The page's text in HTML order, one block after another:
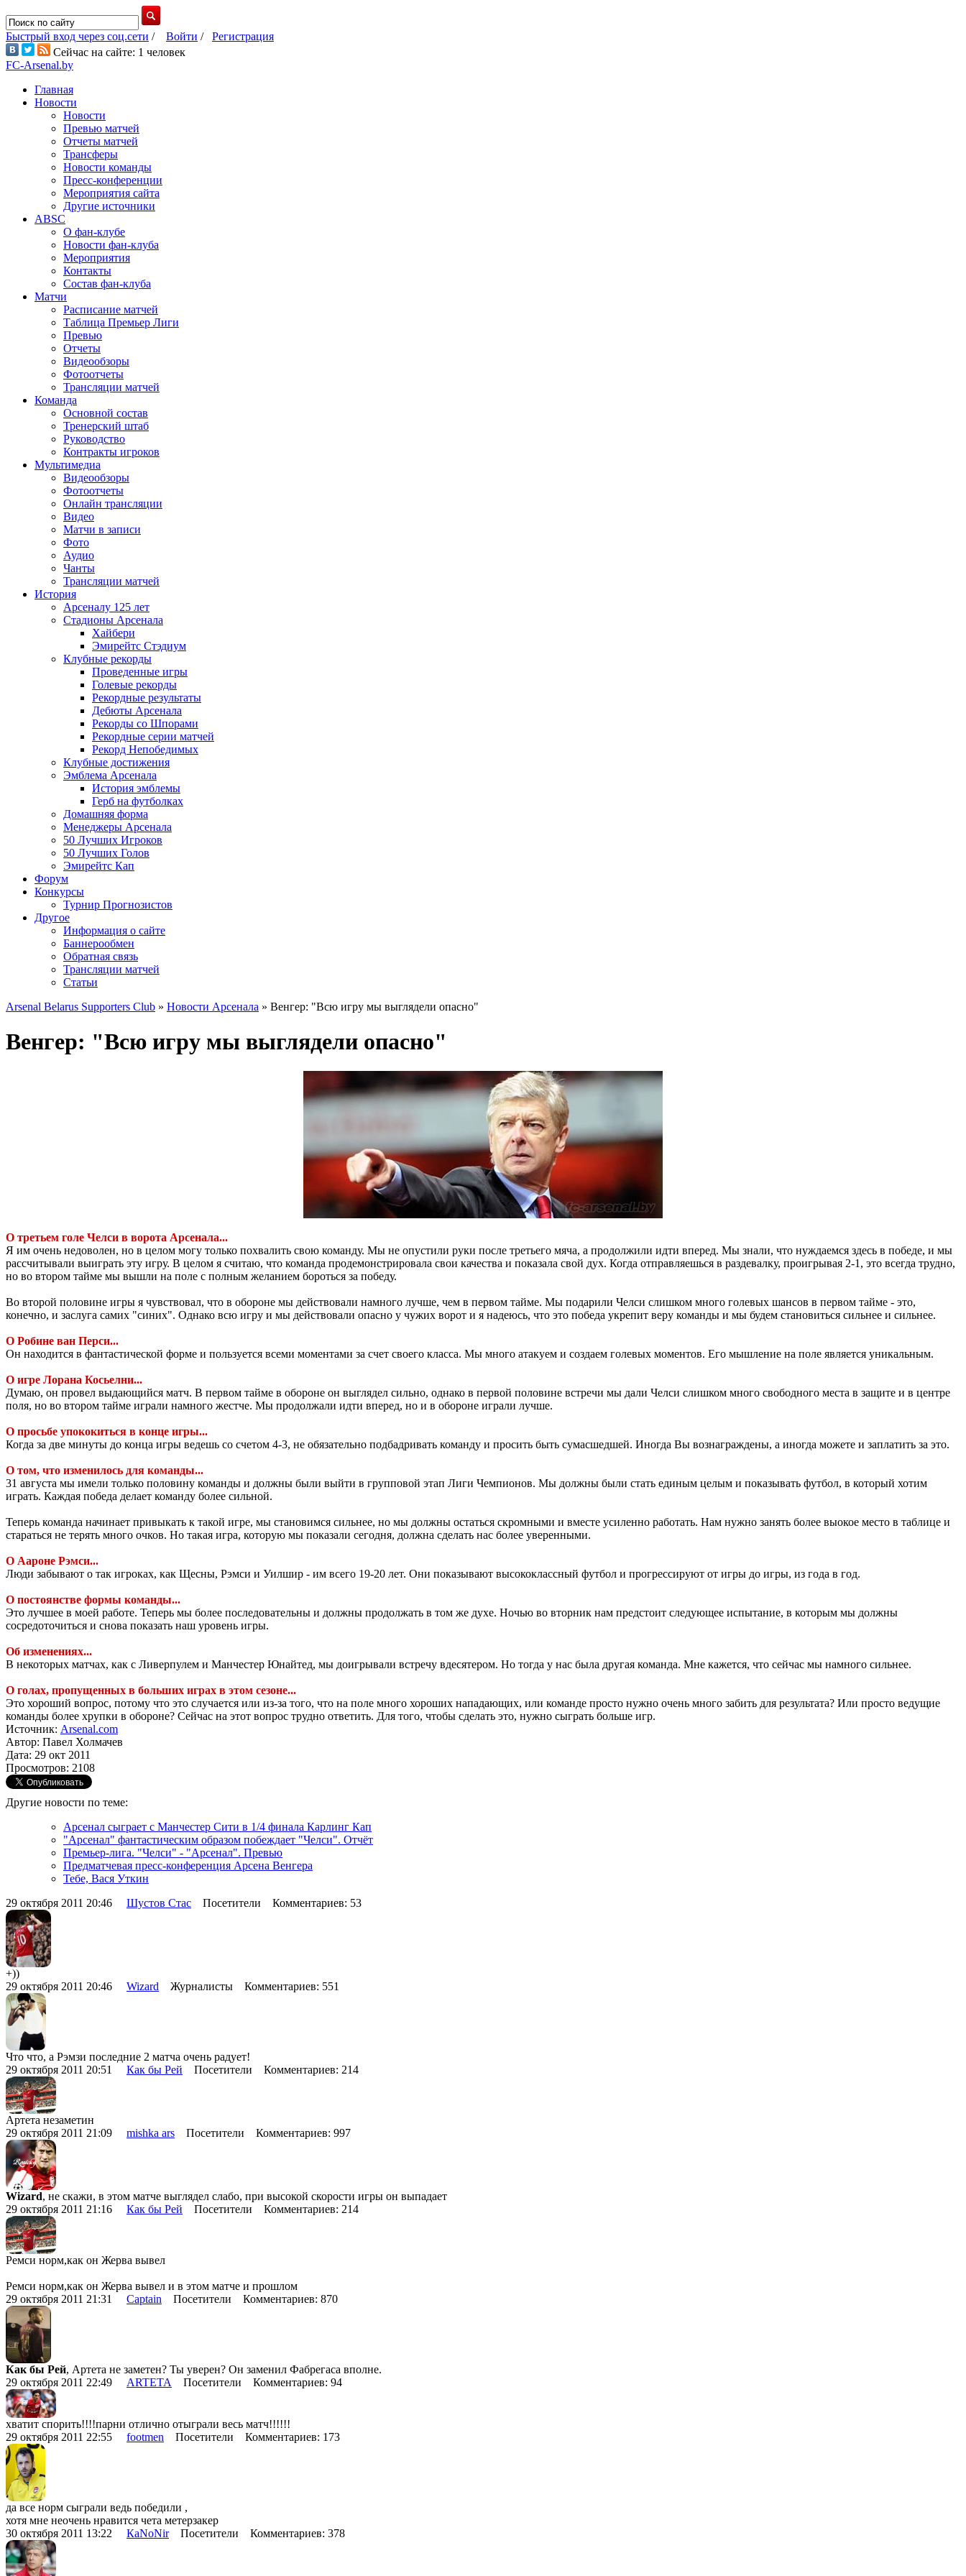
Быстрый вход через соц.сети / Войти / Регистрация
Сейчас на сайте: 1 человек
FC-Arsenal.by
Главная
Новости
Новости
Превью матчей
Отчеты матчей
Трансферы
Новости команды
Пресс-конференции
Мероприятия сайта
Другие источники
ABSC
О фан-клубе
Новости фан-клуба
Мероприятия
Контакты
Состав фан-клуба
Матчи
Расписание матчей
Таблица Премьер Лиги
Превью
Отчеты
Видеообзоры
Фотоотчеты
Трансляции матчей
Команда
Основной состав
Тренерский штаб
Руководство
Контракты игроков
Мультимедиа
Видеообзоры
Фотоотчеты
Онлайн трансляции
Видео
Матчи в записи
Фото
Аудио
Чанты
Трансляции матчей
История
Арсеналу 125 лет
Стадионы Арсенала
Хайбери
Эмирейтс Стэдиум
Клубные рекорды
Проведенные игры
Голевые рекорды
Рекордные результаты
Дебюты Арсенала
Рекорды со Шпорами
Рекордные серии матчей
Рекорд Непобедимых
Клубные достижения
Эмблема Арсенала
История эмблемы
Герб на футболках
Домашняя форма
Менеджеры Арсенала
50 Лучших Игроков
50 Лучших Голов
Эмирейтс Кап
Форум
Конкурсы
Турнир Прогнозистов
Другое
Информация о сайте
Баннерообмен
Обратная связь
Трансляции матчей
Статьи
Arsenal Belarus Supporters Club » Новости Арсенала » Венгер: "Всю игру мы выглядели опасно"
Венгер: "Всю игру мы выглядели опасно"
О третьем голе Челси в ворота Арсенала...
Я им очень недоволен, но в целом могу только похвалить свою команду. Мы не опустили руки после третьего мяча, а продолжили идти вперед. Мы знали, что нуждаемся здесь в победе, и мы
рассчитывали выиграть эту игру. В целом я считаю, что команда продемонстрировала свои качества и показала свой дух. Когда отправляешься в раздевалку, проигрывая 2-1, это всегда трудно,
но во втором тайме мы вышли на поле с полным желанием бороться за победу.
Во второй половине игры я чувствовал, что в обороне мы действовали намного лучше, чем в первом тайме. Мы подарили Челси слишком много голевых шансов в первом тайме - это,
конечно, и заслуга самих "синих". Однако всю игру и мы действовали опасно у чужих ворот и я надеюсь, что это победа укрепит веру команды и мы будем становиться сильнее и сильнее.
О Робине ван Перси...
Он находится в фантастической форме и пользуется всеми моментами за счет своего класса. Мы много атакуем и создаем голевых моментов. Его мышление на поле является уникальным.
О игре Лорана Косьелни...
Думаю, он провел выдающийся матч. В первом тайме в обороне он выглядел сильно, однако в первой половине встречи мы дали Челси слишком много свободного места в защите и в центре
поля, но во втором тайме играли намного жестче. Мы продолжали идти вперед, но и в обороне играли лучше.
О просьбе упококиться в конце игры...
Когда за две минуты до конца игры ведешь со счетом 4-3, не обязательно подбадривать команду и просить быть сумасшедшей. Иногда Вы вознаграждены, а иногда можете и заплатить за это.
О том, что изменилось для команды...
31 августа мы имели только половину команды и должны были выйти в групповой этап Лиги Чемпионов. Мы должны были стать единым целым и показывать футбол, в который хотим
играть. Каждая победа делает команду более сильной.
Теперь команда начинает привыкать к такой игре, мы становимся сильнее, но мы должны остаться скромными и вместе усиленно работать. Нам нужно занять более выокое место в таблице и
стараться не терять много очков. Но такая игра, которую мы показали сегодня, должна сделать нас более уверенными.
О Аароне Рэмси...
Люди забывают о так игроках, как Щесны, Рэмси и Уилшир - им всего 19-20 лет. Они показывают высококлассный футбол и прогрессируют от игры до игры, из года в год.
О постоянстве формы команды...
Это лучшее в моей работе. Теперь мы более последовательны и должны продолжать в том же духе. Ночью во вторник нам предстоит следующее испытание, в которым мы должны
сосредоточиться и снова показать наш уровень игры.
Об изменениях...
В некоторых матчах, как с Ливерпулем и Манчестер Юнайтед, мы доигрывали встречу вдесятером. Но тогда у нас была другая команда. Мне кажется, что сейчас мы намного сильнее.
О голах, пропущенных в больших играх в этом сезоне...
Это хороший вопрос, потому что это случается или из-за того, что на поле много хороших нападающих, или команде просто нужно очень много забить для результата? Или просто ведущие
команды более хрупки в обороне? Сейчас на этот вопрос трудно ответить. Для того, чтобы сделать это, нужно сыграть больше игр.
Источник: Arsenal.com
Автор: Павел Холмачев
Дата: 29 окт 2011
Просмотров: 2108
Другие новости по теме:
Арсенал сыграет с Манчестер Сити в 1/4 финала Карлинг Кап
"Арсенал" фантастическим образом побеждает "Челси". Отчёт
Премьер-лига. "Челси" - "Арсенал". Превью
Предматчевая пресс-конференция Арсена Венгера
Тебе, Вася Уткин
29 октября 2011 20:46 Шустов Стас Посетители Комментариев: 53
+))
29 октября 2011 20:46 Wizard Журналисты Комментариев: 551
Что что, а Рэмзи последние 2 матча очень радует!
29 октября 2011 20:51 Как бы Рей Посетители Комментариев: 214
Артета незаметин
29 октября 2011 21:09 mishka ars Посетители Комментариев: 997
Wizard, не скажи, в этом матче выглядел слабо, при высокой скорости игры он выпадает
29 октября 2011 21:16 Как бы Рей Посетители Комментариев: 214
Ремси норм,как он Жерва вывел
Ремси норм,как он Жерва вывел и в этом матче и прошлом
29 октября 2011 21:31 Captain Посетители Комментариев: 870
Как бы Рей, Артета не заметен? Ты уверен? Он заменил Фабрегаса вполне.
29 октября 2011 22:49 ARTETA Посетители Комментариев: 94
хватит спорить!!!!парни отлично отыграли весь матч!!!!!!
29 октября 2011 22:55 footmen Посетители Комментариев: 173
да все норм сыграли ведь победили ,
хотя мне неочень нравится чета метерзакер
30 октября 2011 13:22 КаNoNirПосетители Комментариев: 378